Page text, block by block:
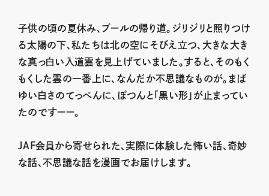
子供の頃の夏休み、プールの帰り道。ジリジリと照りつけ
る太陽の下、私たちは北の空にそびえ立つ、大きな大き
な真っ白い入道雲を見上げていました。すると、そのもく
もくした雲の一番上に、なんだか不思議なものが。まば
ゆい白さのてっぺんに、ぽつんと「黒い形」が止まってい
たのですーー。
JAF会員から寄せられた、実際に体験した怖い話、奇妙
な話、不思議な話を漫画でお届けします。